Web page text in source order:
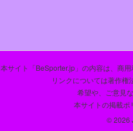
本サイト「BeSporter.jp」の内容は、商
リンクについては著作権
希望や、ご意見
本サイトの掲載ポ
© 2026